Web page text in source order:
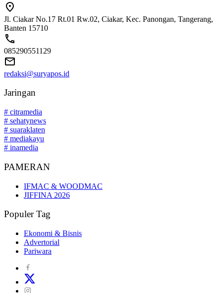
Jl. Ciakar No.17 Rt.01 Rw.02, Ciakar, Kec. Panongan, Tangerang,
Banten 15710
085290551129
redaksi@suryapos.id
Jaringan
# citramedia
# sehatynews
# suaraklaten
# mediakayu
# inamedia
PAMERAN
IFMAC & WOODMAC
JIFFINA 2026
Populer Tag
Ekonomi & Bisnis
Advertorial
Pariwara